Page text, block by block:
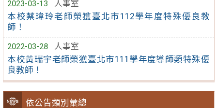
2023-03-13
人事室
本校蔡瑋玲老師榮獲臺北市112學年度特殊優良教
師！
2022-03-28
人事室
本校黃瑞宇老師榮獲臺北市111學年度導師類特殊優
良教師！
依公告類別彙總